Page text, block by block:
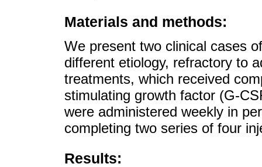
Materials and methods:
We present two clinical cases
different etiology, refractory to
treatments, which received
stimulating growth factor (G-
were administered weekly in
completing two series of four
Results: